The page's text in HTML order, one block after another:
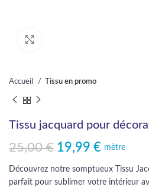
Accueil Tissu en promo
Tissu jacquard pour
25,00€
Le prix initial était : 25,00 €.
19,99 €
Le prix actuel est : 19,99 €.mètre
Découvrez notre somptueux Tissu
parfait pour sublimer votre intérieur